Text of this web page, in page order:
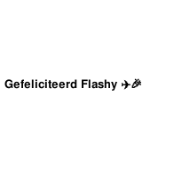
Gefeliciteerd Flashy ✈️🎉